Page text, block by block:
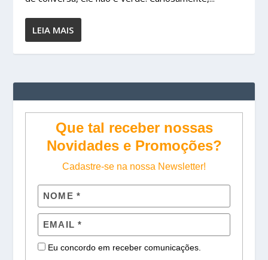
LEIA MAIS
Que tal receber nossas
Novidades e Promoções?
Cadastre-se na nossa Newsletter!
Eu concordo em receber comunicações.